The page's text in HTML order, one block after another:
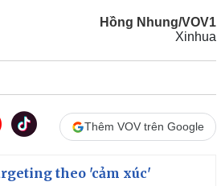
Hồng Nhung/VOV1
Xinhua
Thêm VOV trên Google
theo 'cảm xúc'